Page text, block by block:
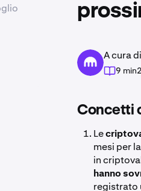
A cura
9 min
Concetti
Le
mesi per
in
hanno
registrato